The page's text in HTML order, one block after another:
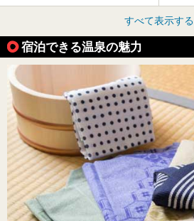
すべて表示する
宿泊できる温泉の魅力